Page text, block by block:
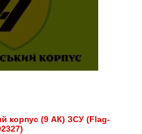
корпус (9 АК) ЗСУ (Flag-